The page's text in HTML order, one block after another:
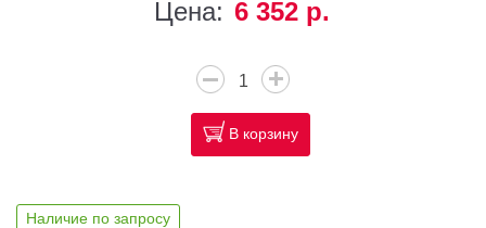
Цена: 6 352 р.
В корзину
Наличие по запросу